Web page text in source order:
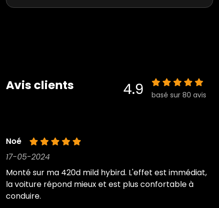
Avis clients 4.9 basé sur 80 avis
Noé
17-05-2024
Monté sur ma 420d mild hybird. L'effet est immédiat,
la voiture répond mieux et est plus confortable à
conduire.